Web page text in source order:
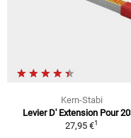
Kern-Stabi
Levier D' Extension Pour
27,95 €1